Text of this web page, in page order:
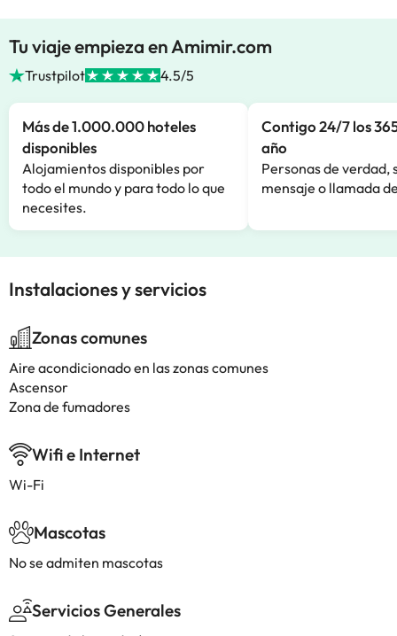
Tu viaje empieza en Amimir.com
Trustpilot 4.5/5
Más de 1.000.000 hoteles
disponibles
Alojamientos disponibles por
todo el mundo y para todo lo que
necesites.
Contigo 24/7 los
año
Personas de verdad,
mensaje o llamada
Instalaciones y servicios
Zonas comunes
Aire acondicionado en las zonas comunes
Ascensor
Zona de fumadores
Wifi e Internet
Wi-Fi
Mascotas
No se admiten mascotas
Servicios Generales